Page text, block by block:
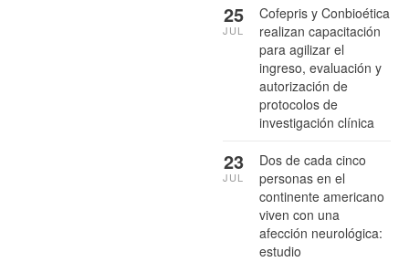
Cofepris y Conbioética
realizan capacitación
para agilizar el
ingreso, evaluación y
autorización de
protocolos de
investigación clínica
25
JUL
Dos de cada cinco
personas en el
continente americano
viven con una
afección neurológica:
estudio
23
JUL